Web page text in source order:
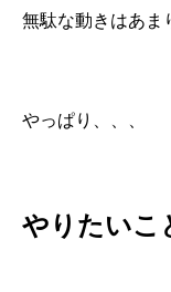
無駄な動きはあま
やっぱり、、、
やりたい